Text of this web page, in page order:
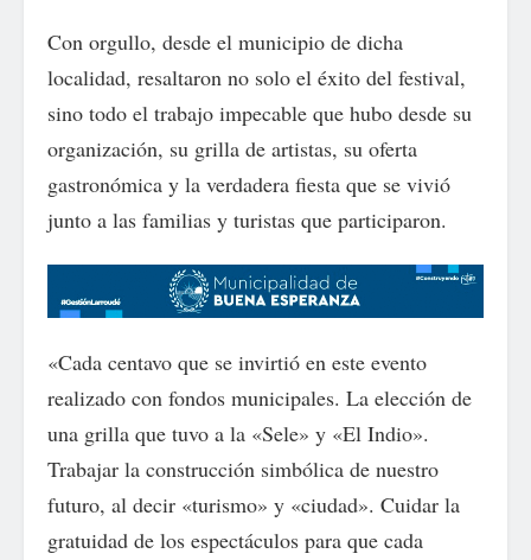
Con orgullo, desde el municipio de dicha
localidad, resaltaron no solo el éxito del festival,
sino todo el trabajo impecable que hubo desde su
organización, su grilla de artistas, su oferta
gastronómica y la verdadera fiesta que se vivió
junto a las familias y turistas que participaron.
«Cada centavo que se invirtió en este evento
realizado con fondos municipales. La elección de
una grilla que tuvo a la «Sele» y «El Indio».
Trabajar la construcción simbólica de nuestro
futuro, al decir «turismo» y «ciudad». Cuidar la
gratuidad de los espectáculos para que cada